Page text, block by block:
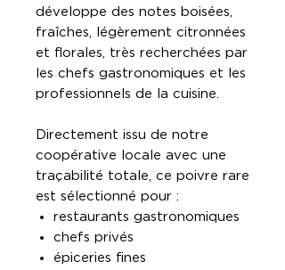
développe des notes boisées,
fraîches, légèrement citronnées
et florales, très recherchées par
les chefs gastronomiques et les
professionnels de la cuisine.
Directement issu de notre
coopérative locale avec une
traçabilité totale, ce poivre rare
est sélectionné pour :
restaurants gastronomiques
chefs privés
épiceries fines